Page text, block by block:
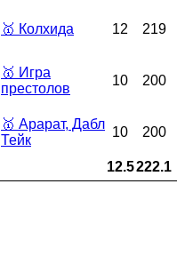
🥇 Колхида 12 219
🥇 Игра
престолов
10 200
🥇 Арарат, Дабл
Тейк
10 200
12.5222.1